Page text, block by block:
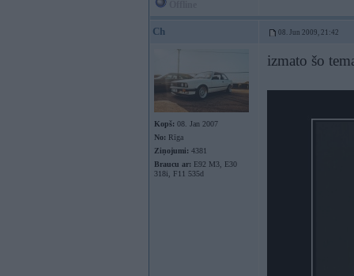
Ch 08. Jun 2009, 21:42
Kopš: 08. Jan 2007
No: Rīga
Ziņojumi: 4381
Braucu ar: E92 M3, E30
318i, F11 535d
izmato šo